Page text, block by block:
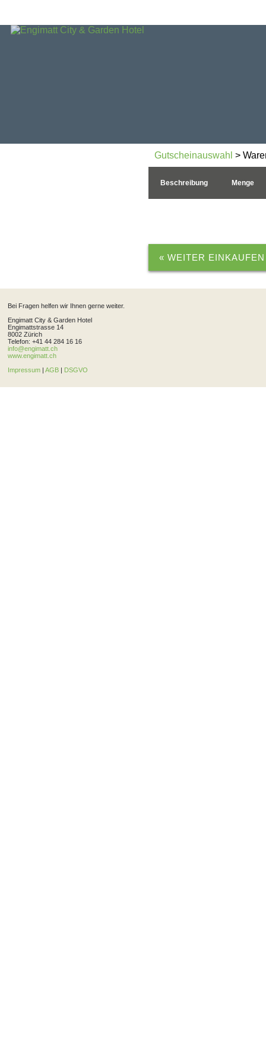
Gutscheinauswahl >
Beschreibung Menge
« WEITER EINKAUFEN
Bei Fragen helfen wir Ihnen gerne weiter.
Engimatt City & Garden Hotel
Engimattstrasse 14
8002 Zürich
Telefon: +41 44 284 16 16
info@engimatt.ch
www.engimatt.ch
Impressum
AGB DSGVO